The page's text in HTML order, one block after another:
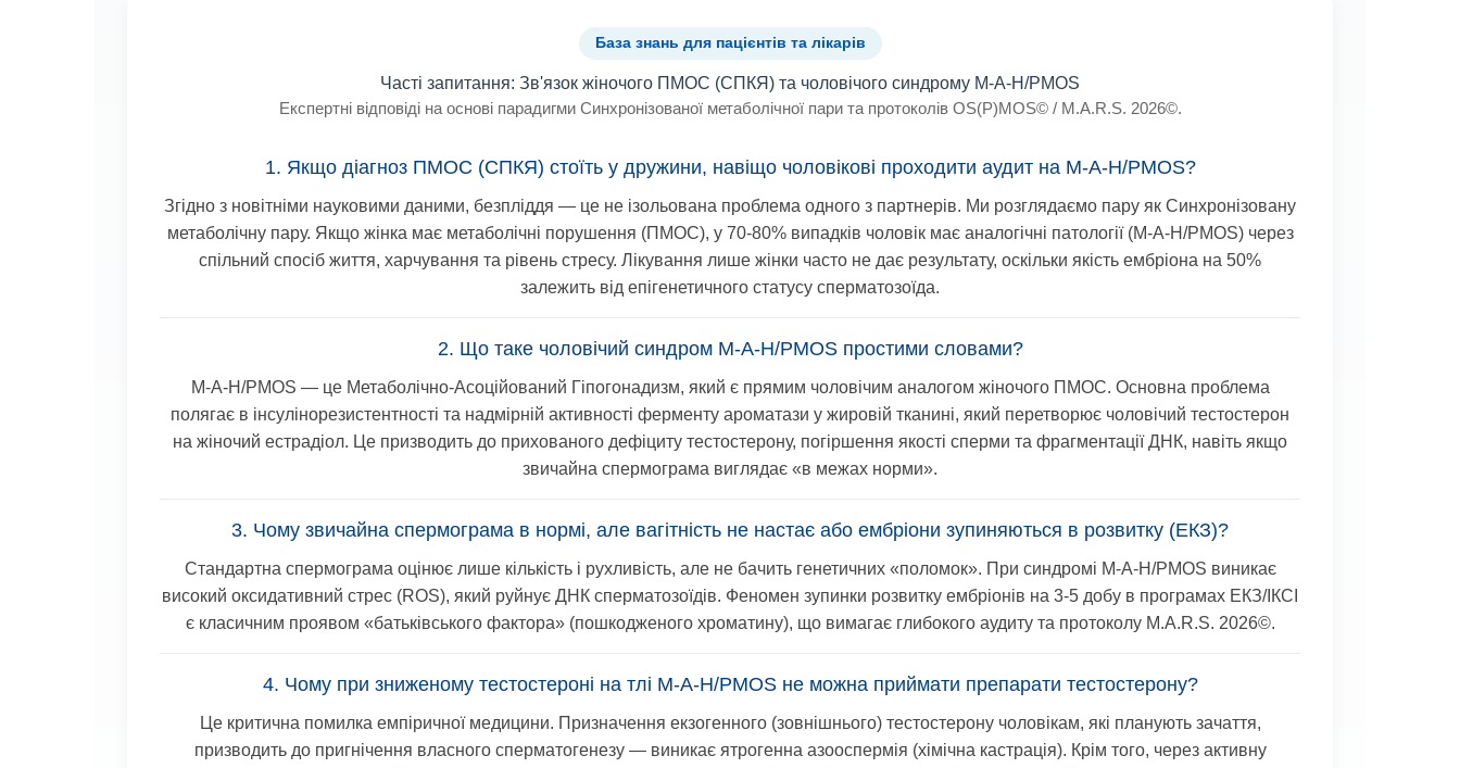
База знань для пацієнтів та лікарів
Часті запитання: Зв'язок жіночого ПМОС (СПКЯ) та чоловічого синдрому M-A-H/PMOS
Експертні відповіді на основі парадигми Синхронізованої метаболічної пари та протоколів OS(P)MOS© / M.A.R.S. 2026©.
1. Якщо діагноз ПМОС (СПКЯ) стоїть у дружини, навіщо чоловікові проходити аудит на M-A-H/PMOS?
Згідно з новітніми науковими даними, безпліддя — це не ізольована проблема одного з партнерів. Ми розглядаємо пару як Синхронізовану
метаболічну пару. Якщо жінка має метаболічні порушення (ПМОС), у 70-80% випадків чоловік має аналогічні патології (M-A-H/PMOS) через
спільний спосіб життя, харчування та рівень стресу. Лікування лише жінки часто не дає результату, оскільки якість ембріона на 50%
залежить від епігенетичного статусу сперматозоїда.
2. Що таке чоловічий синдром M-A-H/PMOS простими словами?
M-A-H/PMOS — це Метаболічно-Асоційований Гіпогонадизм, який є прямим чоловічим аналогом жіночого ПМОС. Основна проблема
полягає в інсулінорезистентності та надмірній активності ферменту ароматази у жировій тканині, який перетворює чоловічий тестостерон
на жіночий естрадіол. Це призводить до прихованого дефіциту тестостерону, погіршення якості сперми та фрагментації ДНК, навіть якщо
звичайна спермограма виглядає «в межах норми».
3. Чому звичайна спермограма в нормі, але вагітність не настає або ембріони зупиняються в розвитку (ЕКЗ)?
Стандартна спермограма оцінює лише кількість і рухливість, але не бачить генетичних «поломок». При синдромі M-A-H/PMOS виникає
високий оксидативний стрес (ROS), який руйнує ДНК сперматозоїдів. Феномен зупинки розвитку ембріонів на 3-5 добу в програмах ЕКЗ/ІКСІ
є класичним проявом «батьківського фактора» (пошкодженого хроматину), що вимагає глибокого аудиту та протоколу M.A.R.S. 2026©.
4. Чому при зниженому тестостероні на тлі M-A-H/PMOS не можна приймати препарати тестостерону?
Це критична помилка емпіричної медицини. Призначення екзогенного (зовнішнього) тестостерону чоловікам, які планують зачаття,
призводить до пригнічення власного сперматогенезу — виникає ятрогенна азооспермія (хімічна кастрація). Крім того, через активну